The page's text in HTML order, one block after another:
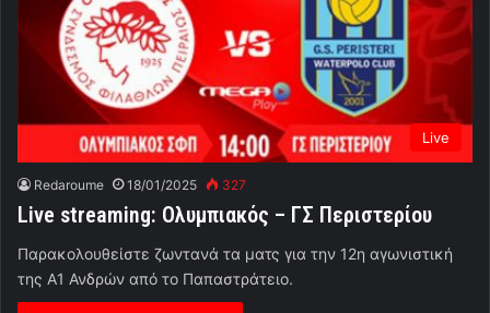
Live
Redaroume 18/01/2025 327
Live streaming: Ολυμπιακός – ΓΣ Περιστερίου
Παρακολουθείστε ζωντανά τα ματς για την 12η αγωνιστική
της Α1 Ανδρών από το Παπαστράτειο.